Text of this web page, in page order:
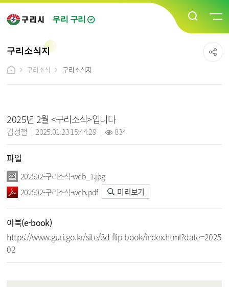
우리 구리
구리소식지
구리소식
구리소식지
2025년 2월 <구리소식>입니다
김성철 2025.01.23 15:44:29 834
파일
202502-구리소식-web_1.jpg
202502-구리소식-web.pdf
미리보기
이북(e-book)
https://www.guri.go.kr/site/3d-flip-book/index.html?date=2025
02